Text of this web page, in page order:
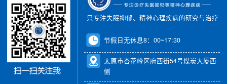
只专注失眠抑郁、精神心理疾病的研究与治疗
节假日无休息8：00~17:30
太原市杏花岭区府西街54号煤炭大厦西
侧